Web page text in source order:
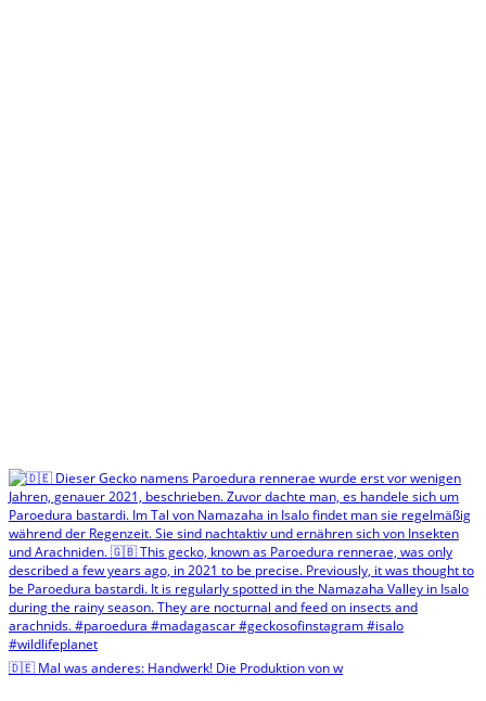
🇩🇪 Mal was anderes: Handwerk! Die Produktion von w